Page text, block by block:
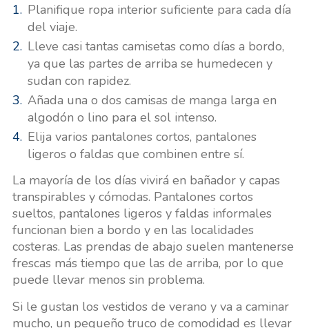
Planifique ropa interior suficiente para cada día
del viaje.
Lleve casi tantas camisetas como días a bordo,
ya que las partes de arriba se humedecen y
sudan con rapidez.
Añada una o dos camisas de manga larga en
algodón o lino para el sol intenso.
Elija varios pantalones cortos, pantalones
ligeros o faldas que combinen entre sí.
La mayoría de los días vivirá en bañador y capas
transpirables y cómodas. Pantalones cortos
sueltos, pantalones ligeros y faldas informales
funcionan bien a bordo y en las localidades
costeras. Las prendas de abajo suelen mantenerse
frescas más tiempo que las de arriba, por lo que
puede llevar menos sin problema.
Si le gustan los vestidos de verano y va a caminar
mucho, un pequeño truco de comodidad es llevar